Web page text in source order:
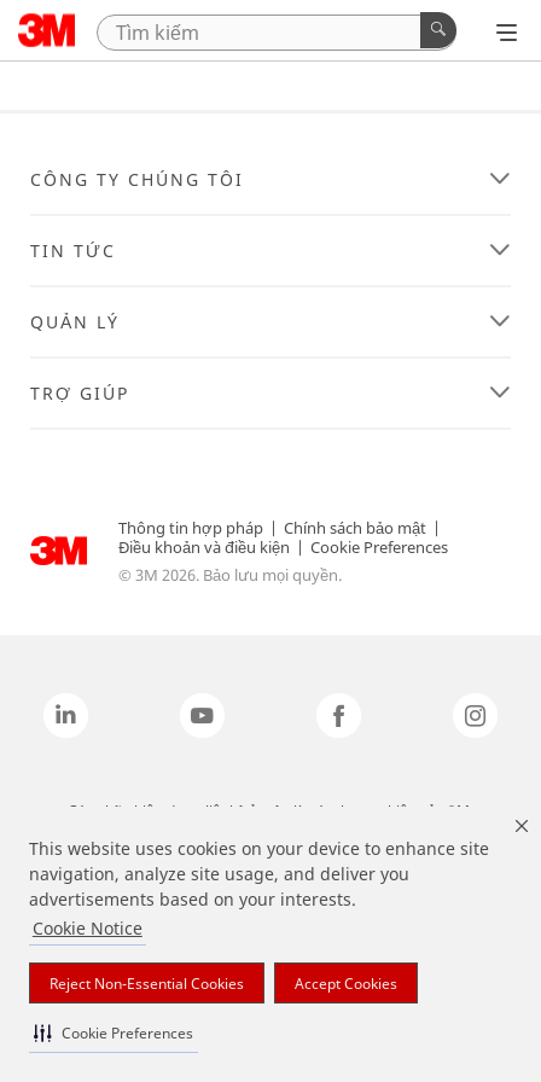
This website uses cookies on your device to enhance site
navigation, analyze site usage, and deliver you
advertisements based on your interests.
Cookie Notice
Reject Non-Essential Cookies Accept Cookies
Cookie Preferences
CÔNG TY CHÚNG TÔI
TIN TỨC
QUẢN LÝ
TRỢ GIÚP
Thông tin hợp pháp | Chính sách bảo mật |
Điều khoản và điều kiện | Cookie Preferences
© 3M 2026. Bảo lưu mọi quyền.
Các nhãn hiệu được liệt kê ở trên là các thương hiệu của 3M.